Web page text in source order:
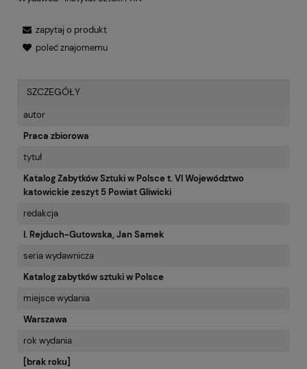
zapytaj o produkt
poleć znajomemu
SZCZEGÓŁY
autor
Praca zbiorowa
tytuł
Katalog Zabytków Sztuki w Polsce t. VI Województwo
katowickie zeszyt 5 Powiat Gliwicki
redakcja
I. Rejduch-Gutowska, Jan Samek
seria wydawnicza
Katalog zabytków sztuki w Polsce
miejsce wydania
Warszawa
rok wydania
[brak roku]